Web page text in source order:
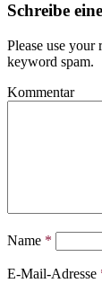
Schreibe
Please use your
keyword spam.
Kommentar
Name *
E-Mail-Adresse